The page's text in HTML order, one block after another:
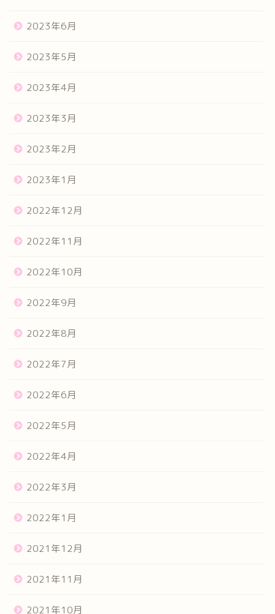
2023年6月
2023年5月
2023年4月
2023年3月
2023年2月
2023年1月
2022年12月
2022年11月
2022年10月
2022年9月
2022年8月
2022年7月
2022年6月
2022年5月
2022年4月
2022年3月
2022年1月
2021年12月
2021年11月
2021年10月